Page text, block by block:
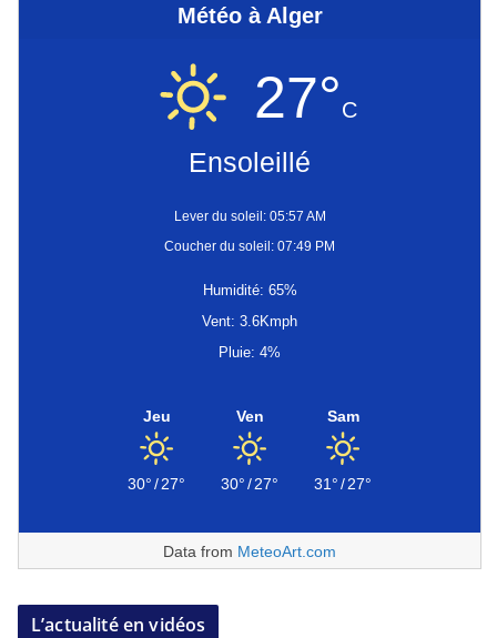
Météo à Alger
27°C
Ensoleillé
Lever du soleil: 05:57 AM
Coucher du soleil: 07:49 PM
Humidité: 65%
Vent: 3.6Kmph
Pluie: 4%
Jeu
30°/27°
Ven
30°/27°
Sam
31°/27°
Data from MeteoArt.com
L’actualité en vidéos